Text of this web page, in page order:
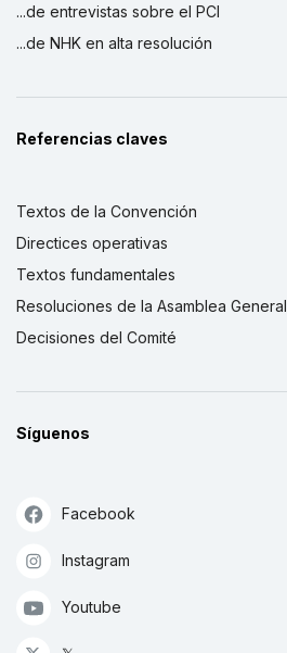
...de entrevistas sobre el PCI
...de NHK en alta resolución
Referencias claves
Textos de la Convención
Directices operativas
Textos fundamentales
Resoluciones de la Asamblea General
Decisiones del Comité
Síguenos
Facebook
Instagram
Youtube